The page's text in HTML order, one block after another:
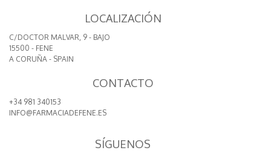
LOCALIZACIÓN
C/DOCTOR MALVAR, 9 - BAJO
15500 - FENE
A CORUÑA - SPAIN
CONTACTO
+34 981 340153
INFO@FARMACIADEFENE.ES
SÍGUENOS